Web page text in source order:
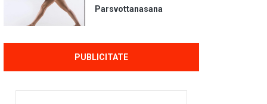
Parsvottanasana
PUBLICITATE